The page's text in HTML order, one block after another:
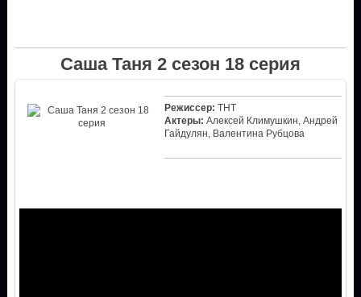
Саша Таня 2 сезон 18 серия
Режиссер: ТНТ
Актеры: Алексей Климушкин, Андрей
Гайдулян, Валентина Рубцова